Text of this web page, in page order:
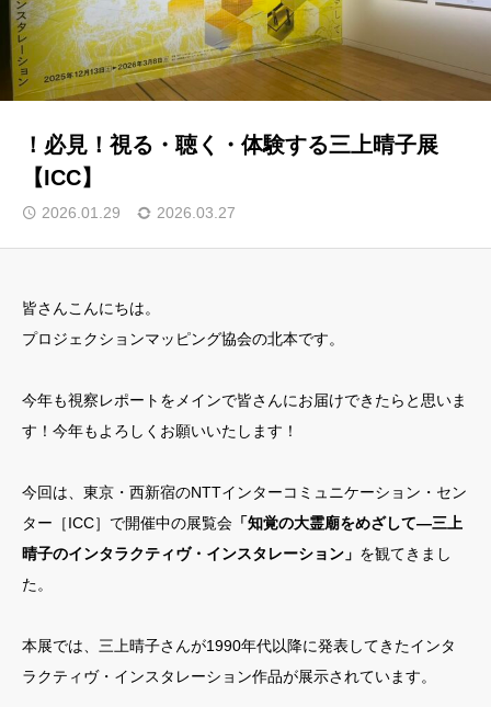
！必見！視る・聴く・体験する三上晴子展
【ICC】
2026.01.29 2026.03.27
皆さんこんにちは。
プロジェクションマッピング協会の北本です。
今年も視察レポートをメインで皆さんにお届けできたらと思いま
す！今年もよろしくお願いいたします！
今回は、東京・西新宿のNTTインターコミュニケーション・セン
ター［ICC］で開催中の展覧会 「知覚の大霊廟をめざして—三上
晴子のインタラクティヴ・インスタレーション」 を観てきまし
た。
本展では、三上晴子さんが1990年代以降に発表してきたインタ
ラクティヴ・インスタレーション作品が展示されています。
🎥 LIVE配信・アーカイブ
🤖 AI × 映像表現 特集
💬マッピングお悩み相談室
💡 クリエイター支援情報
📚過去の記事を見る
トップページ
マッピング協会通信
会員限定コンテンツ・特典
セミナー・ワークショップ情報
国内外コンテスト情報
プロジェクションマッピング協会公式サイト
1minute Projection Mapping Competition